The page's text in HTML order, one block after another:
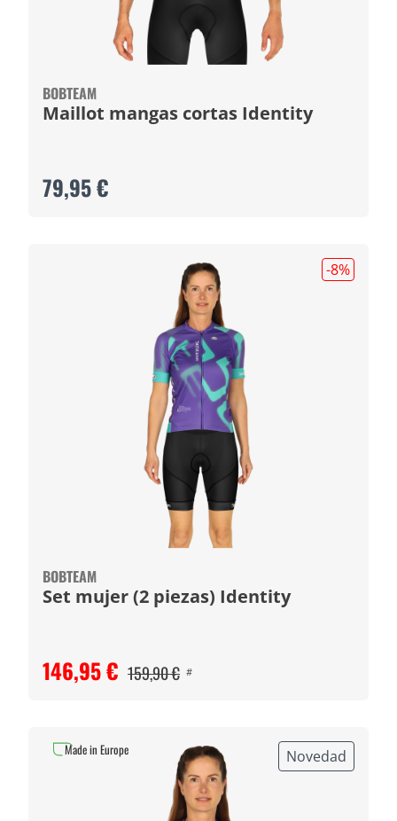
BOBTEAM
Maillot mangas cortas Identity
79,95 €
-8%
BOBTEAM
Set mujer (2 piezas) Identity
146,95 € 159,90 € #
Novedad
Made in Europe